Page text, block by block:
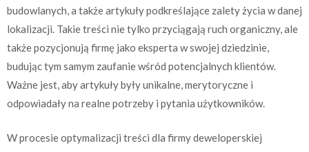
budowlanych, a także artykuły podkreślające zalety życia w danej
lokalizacji. Takie treści nie tylko przyciągają ruch organiczny, ale
także pozycjonują firmę jako eksperta w swojej dziedzinie,
budując tym samym zaufanie wśród potencjalnych klientów.
Ważne jest, aby artykuły były unikalne, merytoryczne i
odpowiadały na realne potrzeby i pytania użytkowników.
W procesie optymalizacji treści dla firmy deweloperskiej